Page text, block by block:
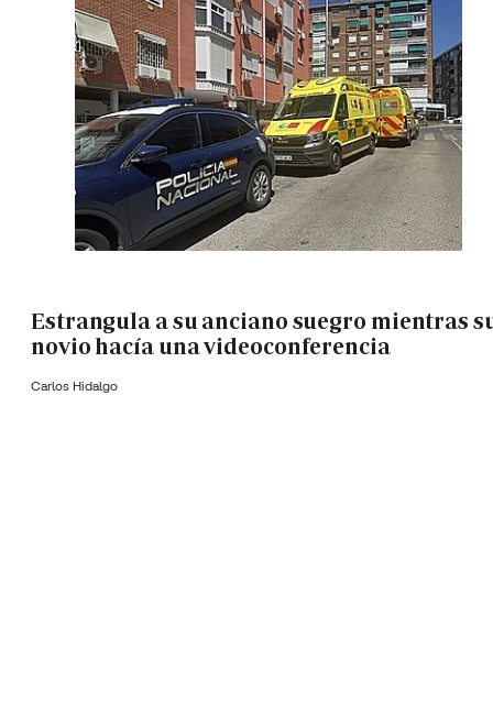
Estrangula a su anciano suegro mientras
novio hacía una videoconferencia
Carlos Hidalgo